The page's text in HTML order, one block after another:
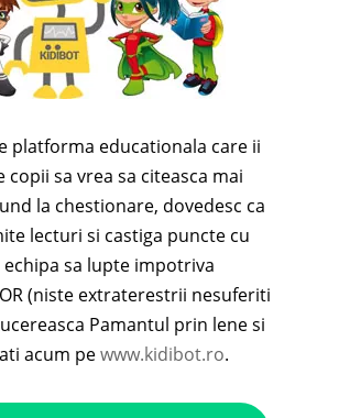
platforma educationala care ii
copii sa vrea sa citeasca mai
la chestionare, dovedesc ca
lecturi si castiga puncte cu
echipa sa lupte impotriva
(niste extraterestrii nesuferiti
Pamantul prin lene si
acum pewww.kidibot.ro.